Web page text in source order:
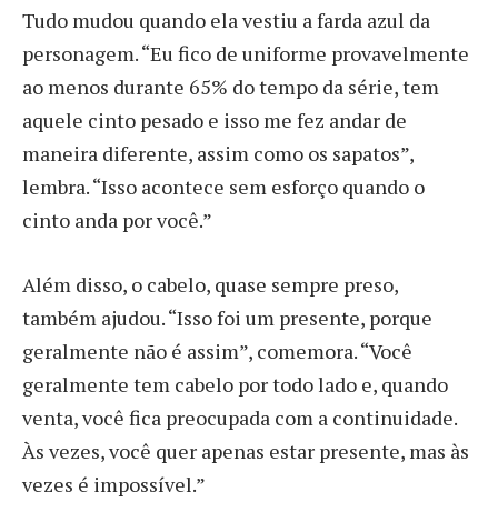
Tudo mudou quando ela vestiu a farda azul da
personagem. “Eu fico de uniforme provavelmente
ao menos durante 65% do tempo da série, tem
aquele cinto pesado e isso me fez andar de
maneira diferente, assim como os sapatos”,
lembra. “Isso acontece sem esforço quando o
cinto anda por você.”
Além disso, o cabelo, quase sempre preso,
também ajudou. “Isso foi um presente, porque
geralmente não é assim”, comemora. “Você
geralmente tem cabelo por todo lado e, quando
venta, você fica preocupada com a continuidade.
Às vezes, você quer apenas estar presente, mas às
vezes é impossível.”